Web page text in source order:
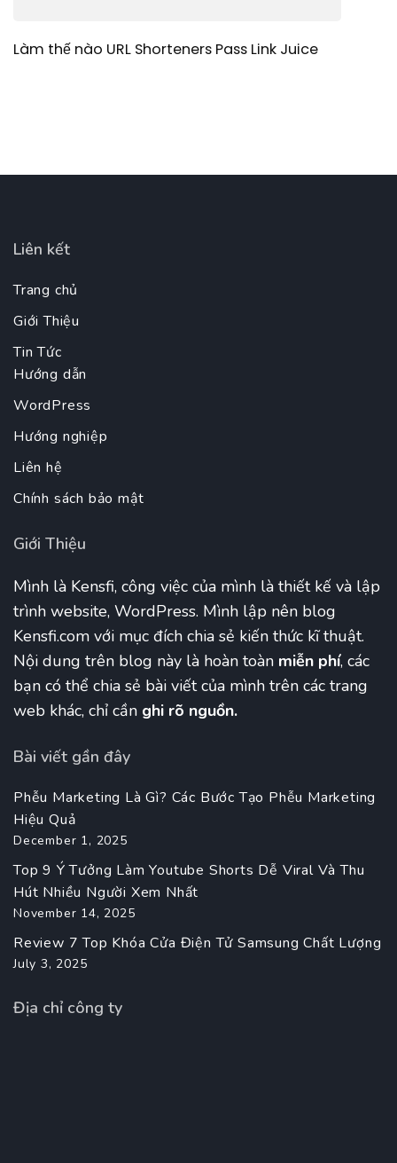
Làm thế nào URL Shorteners Pass Link Juice
Liên kết
Trang chủ
Giới Thiệu
Tin Tức
Hướng dẫn
WordPress
Hướng nghiệp
Liên hệ
Chính sách bảo mật
Giới Thiệu
Mình là Kensfi, công việc của mình là thiết kế và lập
trình website, WordPress. Mình lập nên blog
Kensfi.com với mục đích chia sẻ kiến thức kĩ thuật.
Nội dung trên blog này là hoàn toàn miễn phí, các
bạn có thể chia sẻ bài viết của mình trên các trang
web khác, chỉ cần ghi rõ nguồn.
Bài viết gần đây
Phễu Marketing Là Gì? Các Bước Tạo Phễu Marketing
Hiệu Quả
December 1, 2025
Top 9 Ý Tưởng Làm Youtube Shorts Dễ Viral Và Thu
Hút Nhiều Người Xem Nhất
November 14, 2025
Review 7 Top Khóa Cửa Điện Tử Samsung Chất Lượng
July 3, 2025
Địa chỉ công ty